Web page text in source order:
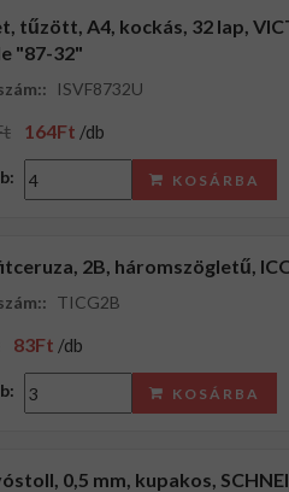
tűzött, A4, kockás, 32 lap,
"87-32"
ISVF8732U
164Ft /db
KOSÁRBA
2B, háromszögletű,
TICG2B
83Ft /db
KOSÁRBA
0,5 mm, kupakos,